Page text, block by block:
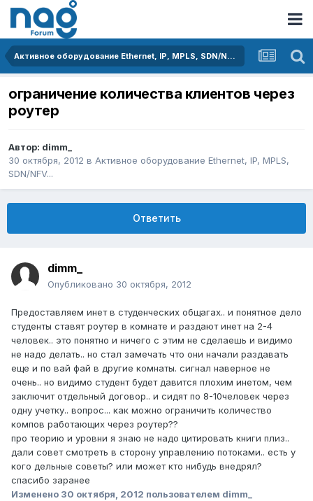
Активное оборудование Ethernet, IP, MPLS, SDN/NFV...
ограничение количества клиентов через
роутер
Автор: dimm_
30 октября, 2012 в Активное оборудование Ethernet, IP, MPLS,
SDN/NFV...
Ответить
dimm_
Опубликовано 30 октября, 2012
Предоставляем инет в студенческих общагах.. и понятное дело
студенты ставят роутер в комнате и раздают инет на 2-4
человек.. это понятно и ничего с этим не сделаешь и видимо
не надо делать.. но стал замечать что они начали раздавать
еще и по вай фай в другие комнаты. сигнал наверное не
очень.. но видимо студент будет давится плохим инетом, чем
заключит отдельный договор.. и сидят по 8-10человек через
одну учетку.. вопрос... как можно ограничить количество
компов работающих через роутер??
про теорию и уровни я знаю не надо цитировать книги плиз..
дали совет смотреть в сторону управлению потоками.. есть у
кого дельные советы? или может кто нибудь внедрял?
спасибо заранее
Изменено 30 октября, 2012 пользователем dimm_